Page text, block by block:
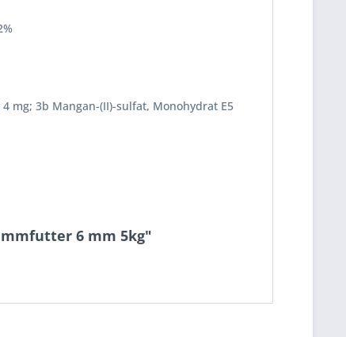
mg; 3b Mangan-(II)-sulfat, Monohydrat E5
6 mm 5kg"